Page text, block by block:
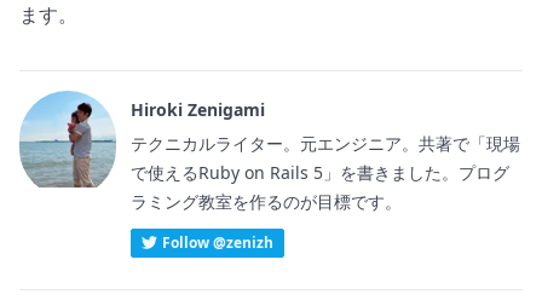
ます。
Hiroki Zenigami
テクニカルライター。元エンジニア。共著で「現場
で使えるRuby on Rails 5」を書きました。プログ
ラミング教室を作るのが目標です。
Follow @zenizh